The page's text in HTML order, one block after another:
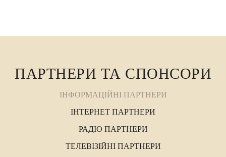
ПАРТНЕРИ ТА СПОНСОРИ
ІНФОРМАЦІЙНІ ПАРТНЕРИ
ІНТЕРНЕТ ПАРТНЕРИ
РАДІО ПАРТНЕРИ
ТЕЛЕВІЗІЙНІ ПАРТНЕРИ